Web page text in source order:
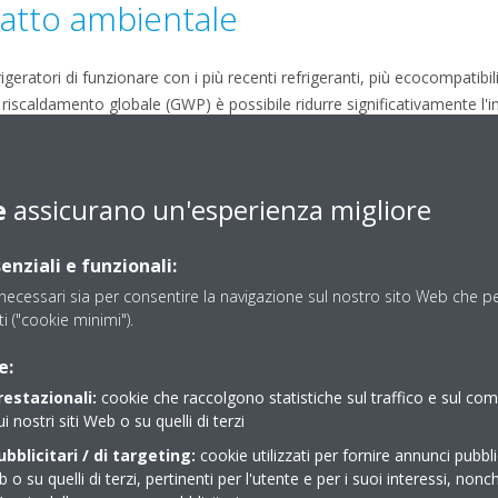
ambientale
di funzionare con i più recenti refrigeranti, più
globale (GWP) è possibile ridurre significativamente
le rigorose normative sul GWP e ottimizza la sostenibilità,
tecnico
e diagnosticare tecnologie moderne. Con l’upgrade al
la manutenzione in autonomia ai sistemi più avanzati. Ciò si
del sistema e maggiore efficienza operativa.
dei ricambi
soluzione semplice e plug-and-play, supportata dalla pronta
tempi di fermo ridotti e continuità operativa.
assicurano un'esperienza migliore
e funzionali:
sia per consentire la navigazione sul nostro sito Web che
("cookie minimi").
cookie che raccolgono statistiche sul traffico e sul
nostri siti Web o su quelli di terzi
/ di targeting: cookie utilizzati per fornire annunci
o su quelli di terzi, pertinenti per l'utente e per i suoi interessi,